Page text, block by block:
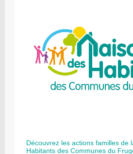
Découvrez les actions familles de
Habitants des Communes du